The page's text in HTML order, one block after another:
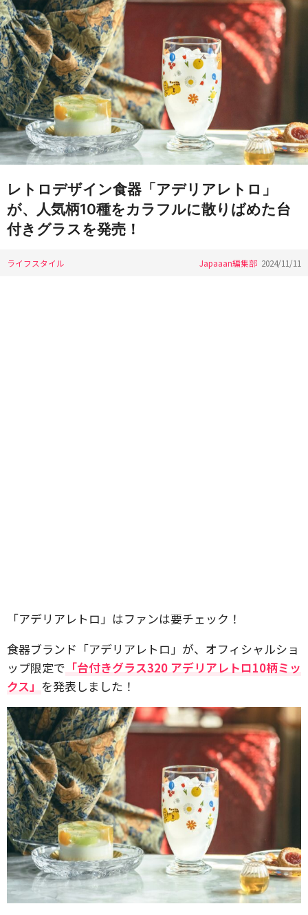
レトロデザイン食器「アデリアレトロ」
が、人気柄10種をカラフルに散りばめた台
付きグラスを発売！
ライフスタイル Japaaan編集部 2024/11/11
「アデリアレトロ」はファンは要チェック！
食器ブランド「アデリアレトロ」が、オフィシャルショ
ップ限定で 「台付きグラス320 アデリアレトロ10柄ミッ
クス」 を発表しました！